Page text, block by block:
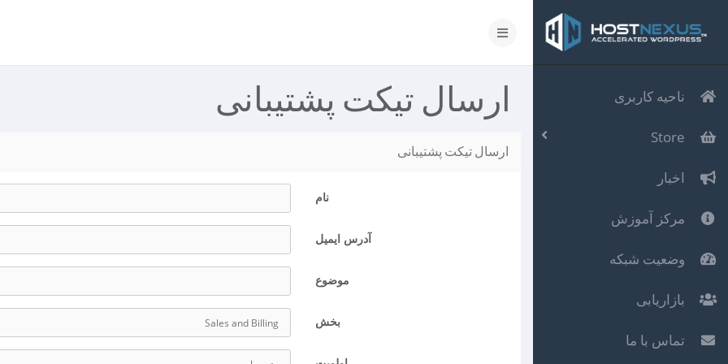
ناحیه کاربری
اخبار
مرکز آموزش
وضعیت شبکه
بازاریابی
تماس با ما
ارسال تیکت پشتیبانی
ارسال تیکت پشتیبانی
نام
آدرس ایمیل
موضوع
بخش